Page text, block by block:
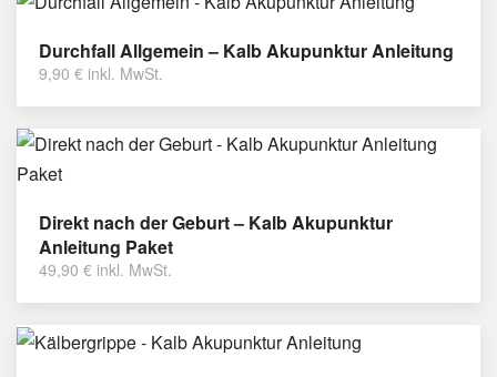
Durchfall Allgemein – Kalb Akupunktur Anleitung
9,90 € inkl. MwSt.
Direkt nach der Geburt – Kalb Akupunktur
Anleitung Paket
49,90 € inkl. MwSt.